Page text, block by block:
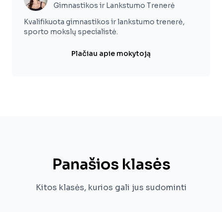
Gimnastikos ir Lankstumo Trenerė
Kvalifikuota gimnastikos ir lankstumo trenerė,
sporto mokslų specialistė.
Plačiau apie mokytoją
Panašios klasės
Kitos klasės, kurios gali jus sudominti